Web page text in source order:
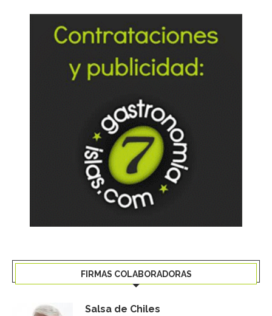
FIRMAS COLABORADORAS
Salsa de Chiles